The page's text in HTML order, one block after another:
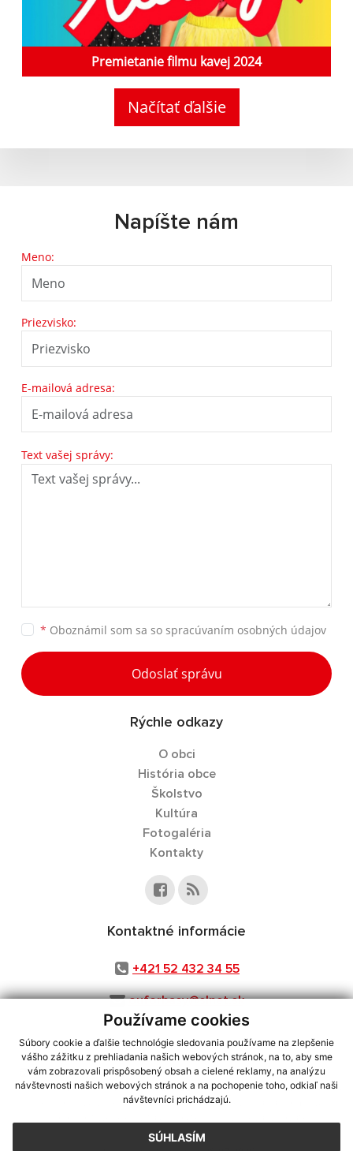
Používame cookies
Súbory cookie a ďalšie technológie sledovania používame na zlepšenie
vášho zážitku z prehliadania našich webových stránok, na to, aby sme
vám zobrazovali prispôsobený obsah a cielené reklamy, na analýzu
návštevnosti našich webových stránok a na pochopenie toho, odkiaľ naši
návštevníci prichádzajú.
SÚHLASÍM
Premietanie filmu kavej 2024
Načítať ďalšie
Napíšte nám
Meno:
Priezvisko:
E-mailová adresa:
Text vašej správy:
* Oboznámil som sa so spracúvaním osobných údajov
Odoslať správu
Rýchle odkazy
O obci
História obce
Školstvo
Kultúra
Fotogaléria
Kontakty
Kontaktné informácie
+421 52 432 34 55
ouforbasy@slnet.sk
využite možnosť získavania aktuálnych informácií s využitím RSS
CMS systém (redakčný) systém ECHELON 2,Mapa stránok,web portál
webex.digital, s.r.o.,domény,registrácia domény